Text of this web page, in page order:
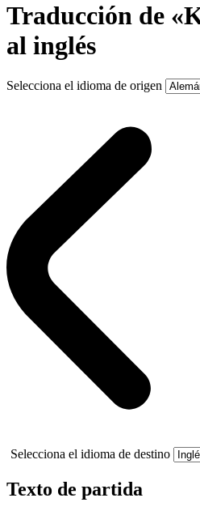
Traducción de
al inglés
Selecciona el idioma de origen
Selecciona el idioma de destino
Texto de partida